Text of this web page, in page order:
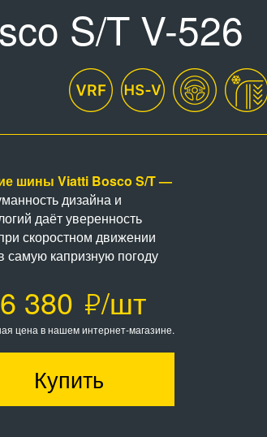
S/T V-526
шины Viatti Bosco S/T —
дизайна и
даёт уверенность
скоростном движении
самую капризную погоду
380 /шт
цена в нашем интернет-магазине.
Купить